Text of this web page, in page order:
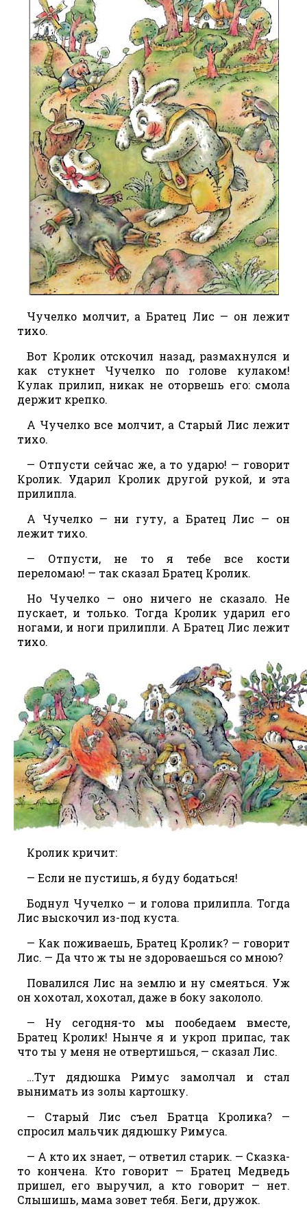
Чучелко молчит, а Братец Лис — он лежит
тихо.
Вот Кролик отскочил назад, размахнулся и
как стукнет Чучелко по голове кулаком!
Кулак прилип, никак не оторвешь его: смола
держит крепко.
А Чучелко все молчит, а Старый Лис лежит
тихо.
— Отпусти сейчас же, а то ударю! — говорит
Кролик. Ударил Кролик другой рукой, и эта
прилипла.
А Чучелко — ни гуту, а Братец Лис — он
лежит тихо.
— Отпусти, не то я тебе все кости
переломаю! — так сказал Братец Кролик.
Но Чучелко — оно ничего не сказало. Не
пускает, и только. Тогда Кролик ударил его
ногами, и ноги прилипли. А Братец Лис лежит
тихо.
Кролик кричит:
— Если не пустишь, я буду бодаться!
Боднул Чучелко — и голова прилипла. Тогда
Лис выскочил из-под куста.
— Как поживаешь, Братец Кролик? — говорит
Лис. — Да что ж ты не здороваешься со мною?
Повалился Лис на землю и ну смеяться. Уж
он хохотал, хохотал, даже в боку закололо.
— Ну сегодня-то мы пообедаем вместе,
Братец Кролик! Нынче я и укроп припас, так
что ты у меня не отвертишься, — сказал Лис.
…Тут дядюшка Римус замолчал и стал
вынимать из золы картошку.
— Старый Лис съел Братца Кролика? —
спросил мальчик дядюшку Римуса.
— А кто их знает, — ответил старик. — Сказка-
то кончена. Кто говорит — Братец Медведь
пришел, его выручил, а кто говорит — нет.
Слышишь, мама зовет тебя. Беги, дружок.